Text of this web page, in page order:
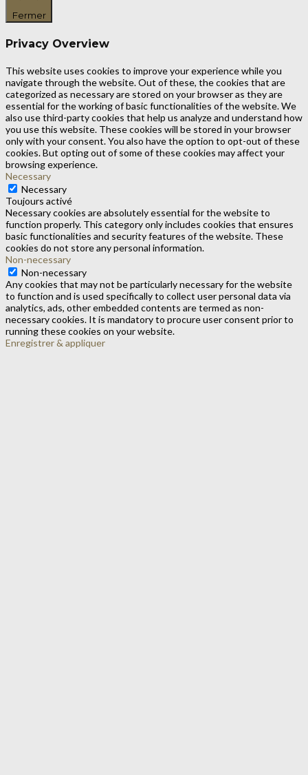
Fermer
Privacy Overview
This website uses cookies to improve your experience while you
navigate through the website. Out of these, the cookies that are
categorized as necessary are stored on your browser as they are
essential for the working of basic functionalities of the website. We
also use third-party cookies that help us analyze and understand how
you use this website. These cookies will be stored in your browser
only with your consent. You also have the option to opt-out of these
cookies. But opting out of some of these cookies may affect your
browsing experience.
Necessary
Necessary
Toujours activé
Necessary cookies are absolutely essential for the website to
function properly. This category only includes cookies that ensures
basic functionalities and security features of the website. These
cookies do not store any personal information.
Non-necessary
Non-necessary
Any cookies that may not be particularly necessary for the website
to function and is used specifically to collect user personal data via
analytics, ads, other embedded contents are termed as non-
necessary cookies. It is mandatory to procure user consent prior to
running these cookies on your website.
Enregistrer & appliquer